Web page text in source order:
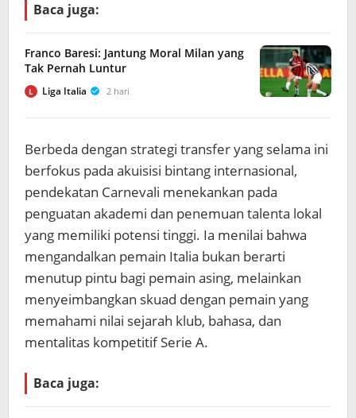
Baca juga:
Franco Baresi: Jantung Moral Milan yang
Tak Pernah Luntur
L Liga Italia 2 hari
Berbeda dengan strategi transfer yang selama ini
berfokus pada akuisisi bintang internasional,
pendekatan Carnevali menekankan pada
penguatan akademi dan penemuan talenta lokal
yang memiliki potensi tinggi. Ia menilai bahwa
mengandalkan pemain Italia bukan berarti
menutup pintu bagi pemain asing, melainkan
menyeimbangkan skuad dengan pemain yang
memahami nilai sejarah klub, bahasa, dan
mentalitas kompetitif Serie A.
Baca juga: